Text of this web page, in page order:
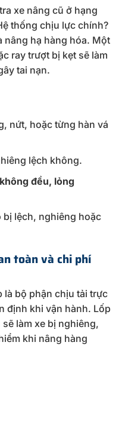
xe nâng cũ ở hạng
thống chịu lực chính?
nâng hạ hàng hóa. Một
ray trượt bị kẹt sẽ làm
tai nạn.
nứt, hoặc từng hàn vá
lệch không.
đều, lỏng
bị lệch, nghiêng hoặc
toàn và chi phí
là bộ phận chịu tải trực
định khi vận hành. Lốp
làm xe bị nghiêng,
khi nâng hàng